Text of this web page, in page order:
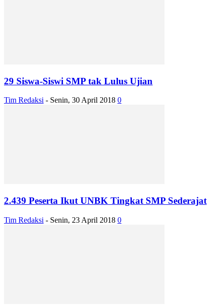
29 Siswa-Siswi SMP tak Lulus Ujian
Tim Redaksi - Senin, 30 April 2018 0
2.439 Peserta Ikut UNBK Tingkat SMP Sederajat
Tim Redaksi - Senin, 23 April 2018 0